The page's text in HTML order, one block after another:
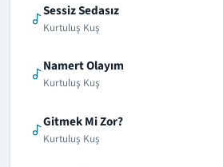
Sessiz Sedasız
Kurtuluş Kuş
Namert Olayım
Kurtuluş Kuş
Gitmek Mi Zor?
Kurtuluş Kuş